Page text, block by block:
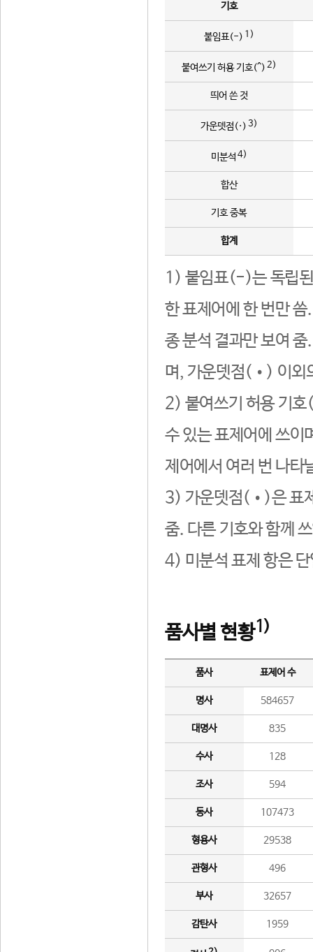
기호
붙임표(-) 1)
붙여쓰기 허용 기호(^) 2)
띄어 쓴 것
가운뎃점(·) 3)
미분석 4)
합산
기호 중복
합계
1) 붙임표(-)는 독립된
한 표제어에 한 번만
종 분석 결과만 보여
며, 가운뎃점(•) 이외
2) 붙여쓰기 허용 기호
수 있는 표제어에 쓰이
제어에서 여러 번 나타
3) 가운뎃점(•)은 표
줌. 다른 기호와 함께
4) 미분석 표제 항은
품사별 현황1)
품사 표제어 수
명사 584657
대명사 835
수사 128
조사 594
동사 107473
형용사 29538
관형사 496
부사 32657
감탄사 1959